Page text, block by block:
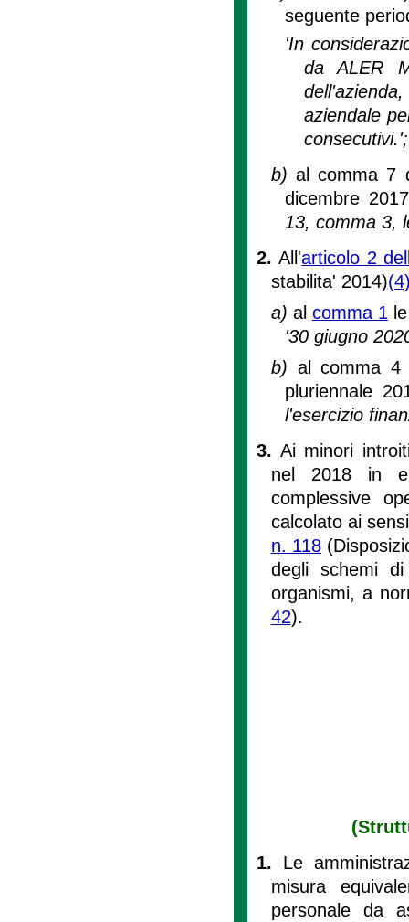
seguente
'In
da ALER
aziendale
consecutivi.';
b) al comma 7
dicembre
13, comma 3,
2.All'articolo 2
stabilita' 2014)
a) al comma 1
'30 giugno
b) al comma 4
pluriennale
l'esercizio
3.Ai minori
nel 2018 in
complessive
calcolato ai
n. 118
degli schemi
organismi, a
42).
1. Le
misura
personale da